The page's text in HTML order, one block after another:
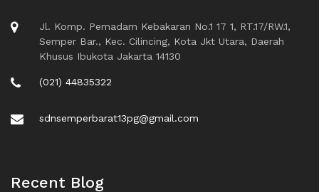
Jl. Komp. Pemadam Kebakaran No.1 17 1, RT.17/RW.1,
Semper Bar., Kec. Cilincing, Kota Jkt Utara, Daerah
Khusus Ibukota Jakarta 14130
(021) 44835322
sdnsemperbarat13pg@gmail.com
Recent Blog